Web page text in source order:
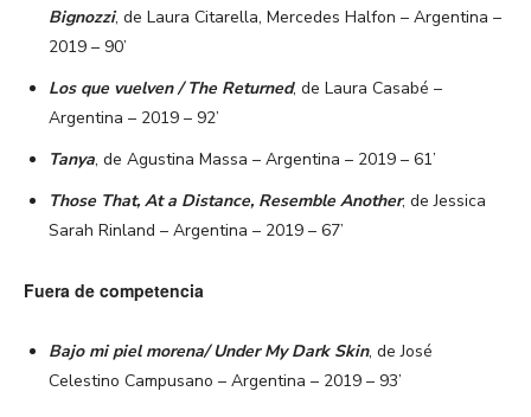
Bignozzi, de Laura Citarella, Mercedes Halfon – Argentina –
2019 – 90’
Los que vuelven / The Returned, de Laura Casabé –
Argentina – 2019 – 92’
Tanya, de Agustina Massa – Argentina – 2019 – 61’
Those That, At a Distance, Resemble Another, de Jessica
Sarah Rinland – Argentina – 2019 – 67’
Fuera de competencia
Bajo mi piel morena/ Under My Dark Skin, de José
Celestino Campusano – Argentina – 2019 – 93’